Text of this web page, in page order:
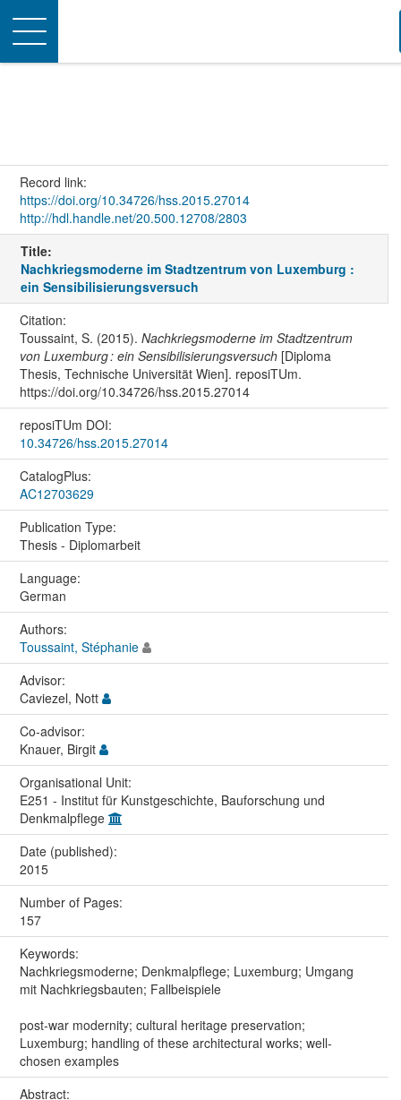
Toggle
navigation
Record link:
https://doi.org/10.34726/hss.2015.27014
http://hdl.handle.net/20.500.12708/2803
Title:
Nachkriegsmoderne im Stadtzentrum von Luxemburg :
ein Sensibilisierungsversuch
Citation:
Toussaint, S. (2015). Nachkriegsmoderne im Stadtzentrum
von Luxemburg : ein Sensibilisierungsversuch[Diploma
Thesis, Technische Universität Wien]. reposiTUm.
https://doi.org/10.34726/hss.2015.27014
reposiTUm DOI:
10.34726/hss.2015.27014
CatalogPlus:
AC12703629
Publication Type:
Thesis - Diplomarbeit
Language:
German
Authors:
Toussaint, Stéphanie
Advisor:
Caviezel, Nott
Co-advisor:
Knauer, Birgit
Organisational Unit:
E251 - Institut für Kunstgeschichte, Bauforschung und
Denkmalpflege
Date (published):
2015
Number of Pages:
157
Keywords:
Nachkriegsmoderne; Denkmalpflege; Luxemburg; Umgang
mit Nachkriegsbauten; Fallbeispiele
post-war modernity; cultural heritage preservation;
Luxemburg; handling of these architectural works; well-
chosen examples
Abstract: